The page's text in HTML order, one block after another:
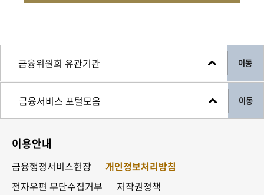
이동
이동
이용안내
금융행정서비스헌장
개인정보처리방침
전자우편 무단수집거부
저작권정책